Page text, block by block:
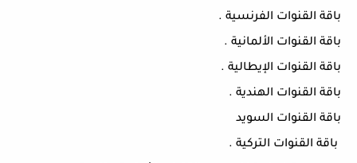
باقة القنوات الفرنسية .
باقة القنوات الألمانية .
باقة القنوات الإيطالية .
باقة القنوات الهندية .
باقة القنوات السويد
باقة القنوات التركية .